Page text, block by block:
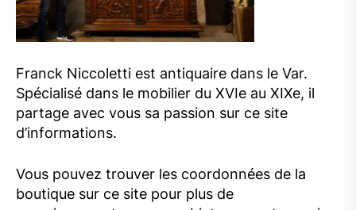
Franck Niccoletti est antiquaire dans le Var.
Spécialisé dans le mobilier du XVIe au XIXe, il
partage avec vous sa passion sur ce site
d’informations.
Vous pouvez trouver les coordonnées de la
boutique sur ce site pour plus de